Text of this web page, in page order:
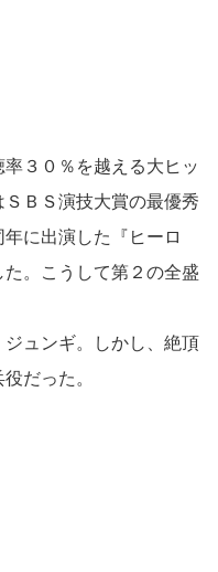
率３０％を越える大ヒッ
ＳＢＳ演技大賞の最優秀
に出演した『ヒーロ
。こうして第２の全盛
ュンギ。しかし、絶頂
だった。